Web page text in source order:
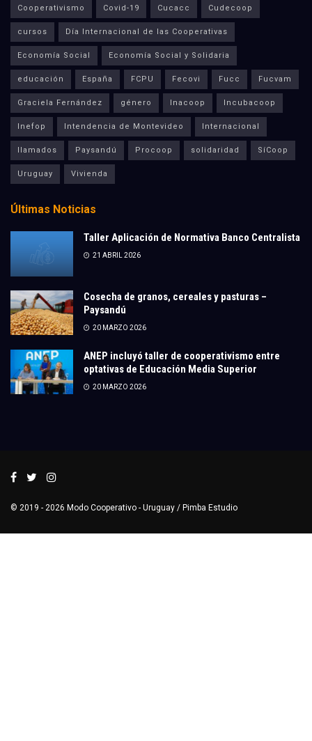
Cooperativismo Covid-19 Cucacc Cudecoop
cursos Día Internacional de las Cooperativas
Economía Social Economía Social y Solidaria
educación España FCPU Fecovi Fucc Fucvam
Graciela Fernández género Inacoop Incubacoop
Inefop Intendencia de Montevideo Internacional
llamados Paysandú Procoop solidaridad SíCoop
Uruguay Vivienda
Últimas Noticias
Taller Aplicación de Normativa Banco Centralista
21 ABRIL 2026
Cosecha de granos, cereales y pasturas –
Paysandú
20 MARZO 2026
ANEP incluyó taller de cooperativismo entre
optativas de Educación Media Superior
20 MARZO 2026
© 2019 - 2026 Modo Cooperativo - Uruguay / Pimba Estudio